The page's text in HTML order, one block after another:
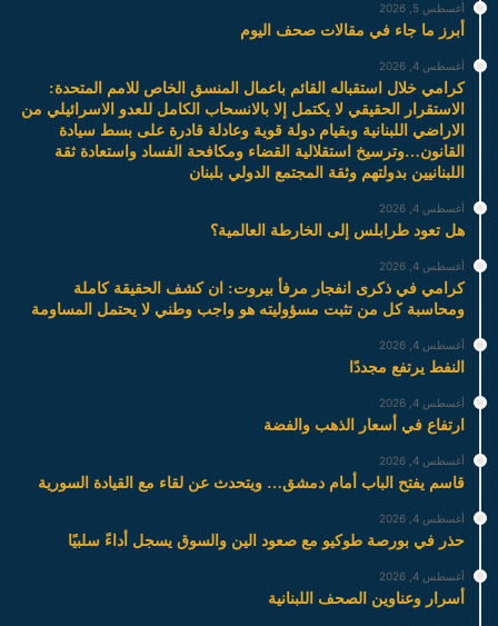
أغسطس 5, 2026
أبرز ما جاء في مقالات صحف اليوم
أغسطس 4, 2026
كرامي خلال استقباله القائم باعمال المنسق الخاص للامم المتحدة:
الاستقرار الحقيقي لا يكتمل إلا بالانسحاب الكامل للعدو الاسرائيلي من
الاراضي اللبنانية وبقيام دولة قوية وعادلة قادرة على بسط سيادة
القانون…وترسيخ استقلالية القضاء ومكافحة الفساد واستعادة ثقة
اللبنانيين بدولتهم وثقة المجتمع الدولي بلبنان
أغسطس 4, 2026
هل تعود طرابلس إلى الخارطة العالمية؟
أغسطس 4, 2026
كرامي في ذكرى انفجار مرفأ بيروت: ان كشف الحقيقة كاملة
ومحاسبة كل من تثبت مسؤوليته هو واجب وطني لا يحتمل المساومة
أغسطس 4, 2026
النفط يرتفع مجددًا
أغسطس 4, 2026
ارتفاع في أسعار الذهب والفضة
أغسطس 4, 2026
قاسم يفتح الباب أمام دمشق… ويتحدث عن لقاء مع القيادة السورية
أغسطس 4, 2026
حذر في بورصة طوكيو مع صعود الين والسوق يسجل أداءً سلبيًا
أغسطس 4, 2026
أسرار وعناوين الصحف اللبنانية